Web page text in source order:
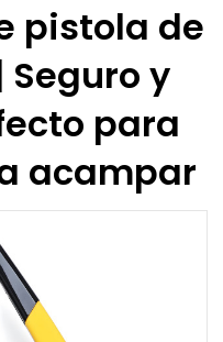
pistola de
Seguro y
para
acampar